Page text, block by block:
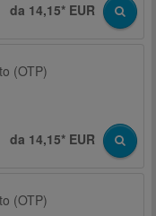
da 14,15* EUR
(OTP)
da 14,15* EUR
(OTP)